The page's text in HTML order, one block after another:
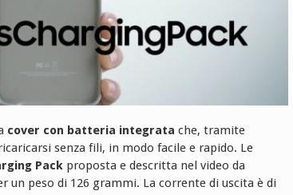
cover con batteria integrata che, tramite
senza fili, in modo facile e rapido. Le
Packproposta e descritta nel video da
un peso di 126 grammi. La corrente di uscita è di